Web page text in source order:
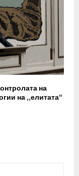
на
на „елитата“